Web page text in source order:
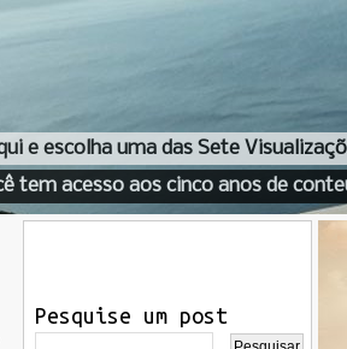
e escolha uma das Sete
tem acesso aos cinco anos de
Pesquise um post